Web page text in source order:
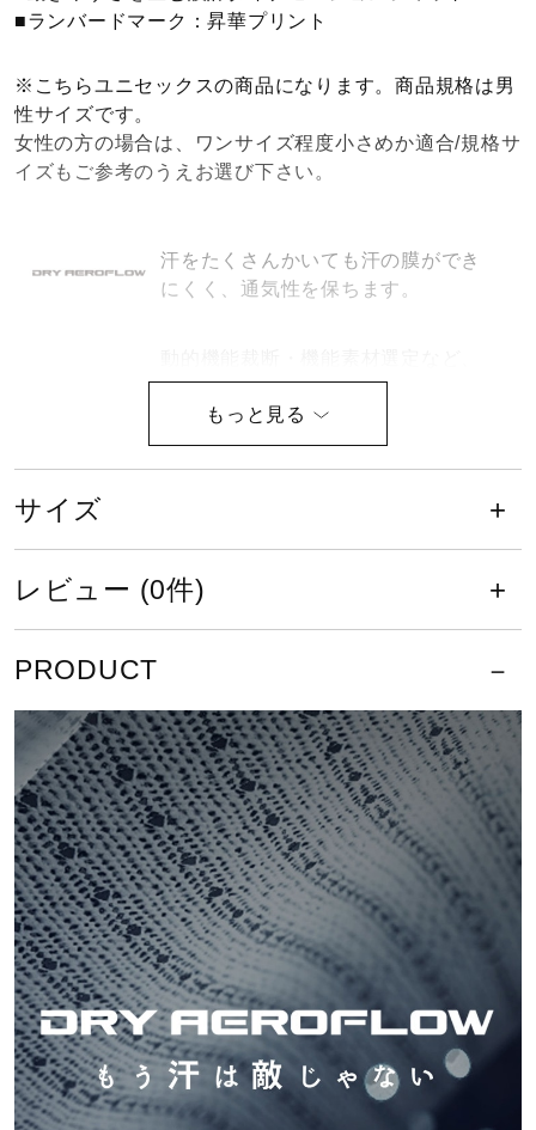
健康／エクササイズ
ジュニア／キッズ
メディカル
その他
サポート
取扱店一覧
■ランバードマーク：昇華プリント
※こちらユニセックスの商品になります。商品規格は男
性サイズです。
女性の方の場合は、ワンサイズ程度小さめか適合/規格サ
イズもご参考のうえお選び下さい。
汗をたくさんかいても汗の膜ができ
にくく、通気性を保ちます。
運動時の動きやすさを追求したウエ
ア設計。
サイズ
XS、S、M、L、XL、2XL
カラー
01：ホワイト
09：ブラック
14：ドレスネイビー
25：グレイッシュブルー
素材
サイズ
レビュー (0件)
PRODUCT